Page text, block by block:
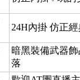
24H內掛 仿正
暗黑裝備武器
落